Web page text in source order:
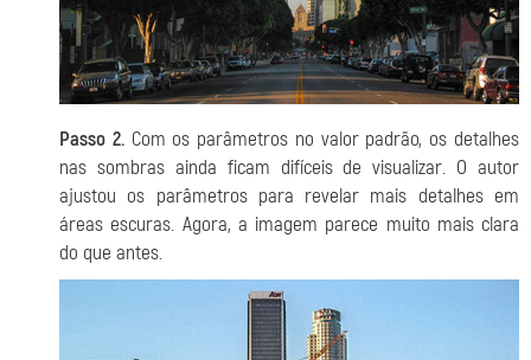
Passo 2.Com os parâmetros no valor padrão, os detalhes
nas sombras ainda ficam difíceis de visualizar. O autor
ajustou os parâmetros para revelar mais detalhes em
áreas escuras. Agora, a imagem parece muito mais clara
do que antes.